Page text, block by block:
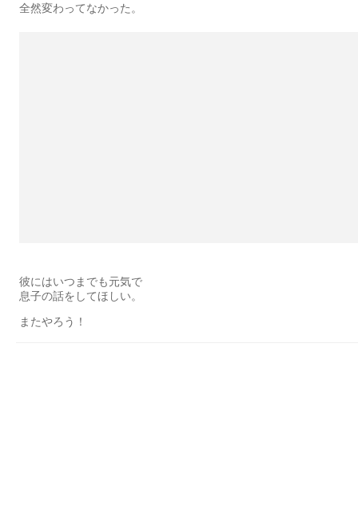
全然変わってなかった。
彼にはいつまでも元気で
息子の話をしてほしい。
またやろう！